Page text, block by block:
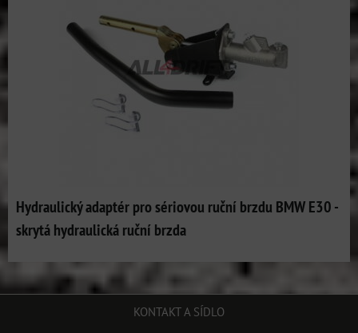
Hydraulický adaptér pro sériovou ruční brzdu BMW E30 -
skrytá hydraulická ruční brzda
KONTAKT A SÍDLO